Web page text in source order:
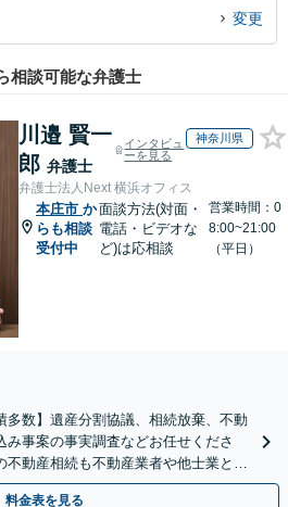
変更
相談可能な弁護士
川邉 賢一
郎 弁護士
インタビュ
ーを見る
神奈川県
弁護士法人Next 横浜オフィス
本庄市 か
らも相談
受付中
面談方法(対面・
電話・ビデオな
ど)は応相談
営業時間：0
8:00~21:00
（平日）
多数】遺産分割協議、相続放棄、不動
み事案の事実調査などお任せくださ
不動産相続も不動産業者や他士業と連
す【初回相談無料】
料金表を見る